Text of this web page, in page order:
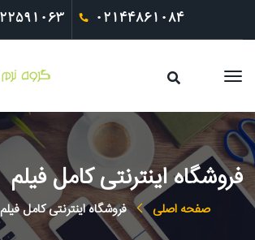
02144861084
فروشگاه اینترنتی کامل فیلم
صفحه اصلی فروشگاه اینترنتی کامل فیلم